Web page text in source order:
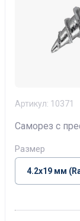
Артикул: 10371
Саморез с
Размер